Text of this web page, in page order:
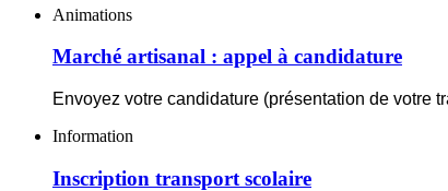
Marché
:
à
candidature
Animations
Marché artisanal : appel à candidature
Envoyez votre candidature (présentation de votre
Inscription
scolaire
Information
Inscription transport scolaire